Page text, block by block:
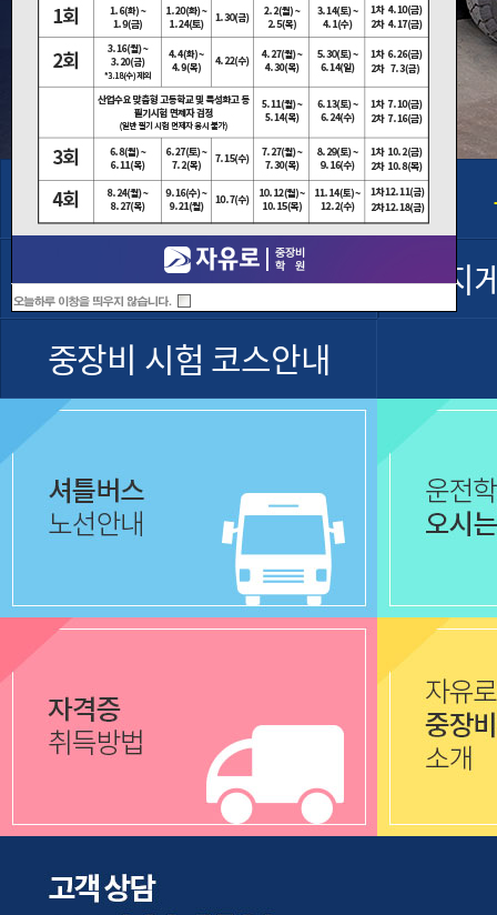
셔틀버스운행
굴착기 운전기능사
지
중장비 시험 코스안내